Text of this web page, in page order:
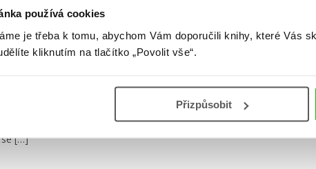
používá cookies
je třeba k tomu, abychom Vám doporučili knihy, které Vás
kliknutím na tlačítko „Povolit vše“.
Přizpůsobit
už
za
se […]